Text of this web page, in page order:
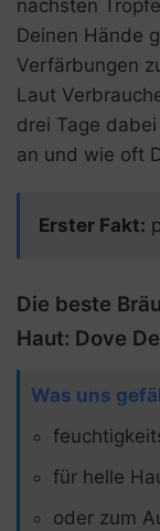
nächsten
Deinen Hände
Verfärbungen
Laut
drei Tage
an und wie oft
Erster Fakt:
Die beste
Haut: Dove
Was uns
für helle
oder zum